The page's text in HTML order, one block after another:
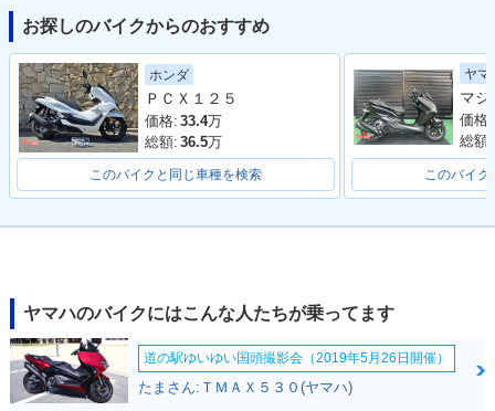
2022年 NMAX AB
S・カラーチェンジ
2021年 NMAX AB
S・フルモデルチェ
ンジ
2021年 NMAX ABS
お探しのバイクからのおすすめ
ホンダ
ＰＣＸ１２５
価格: 33.4万
総額: 36.5万
このバイクと同じ車種を検索
ヤマ
価格:
総額:
このバイク
ヤマハのバイクにはこんな人たちが乗ってます
道の駅ゆいゆい国頭撮影会（2019年5月26日開催）
たまさん:ＴＭＡＸ５３０(ヤマハ)